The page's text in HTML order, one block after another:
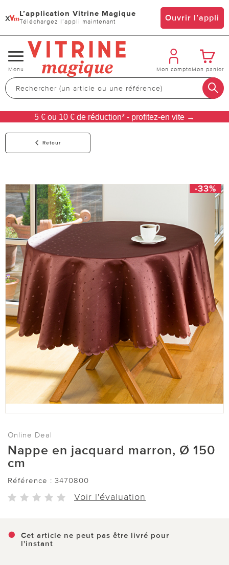
x L’application Vitrine Magique
Téléchargez l’appli maintenant Ouvrir l’appli
Changer
de
navigation
Menu Mon compteMon panier
5 € ou 10 € de réduction* - profitez-en vite →
Retour
-33%
Online Deal
Nappe en jacquard marron, Ø 150
cm
Référence : 3470800
Voir l'évaluation
Cet article ne peut pas être livré pour
l'instant